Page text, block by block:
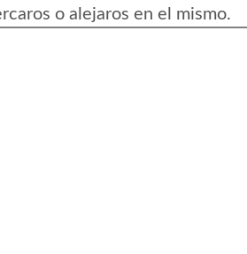
o alejaros en el mismo.